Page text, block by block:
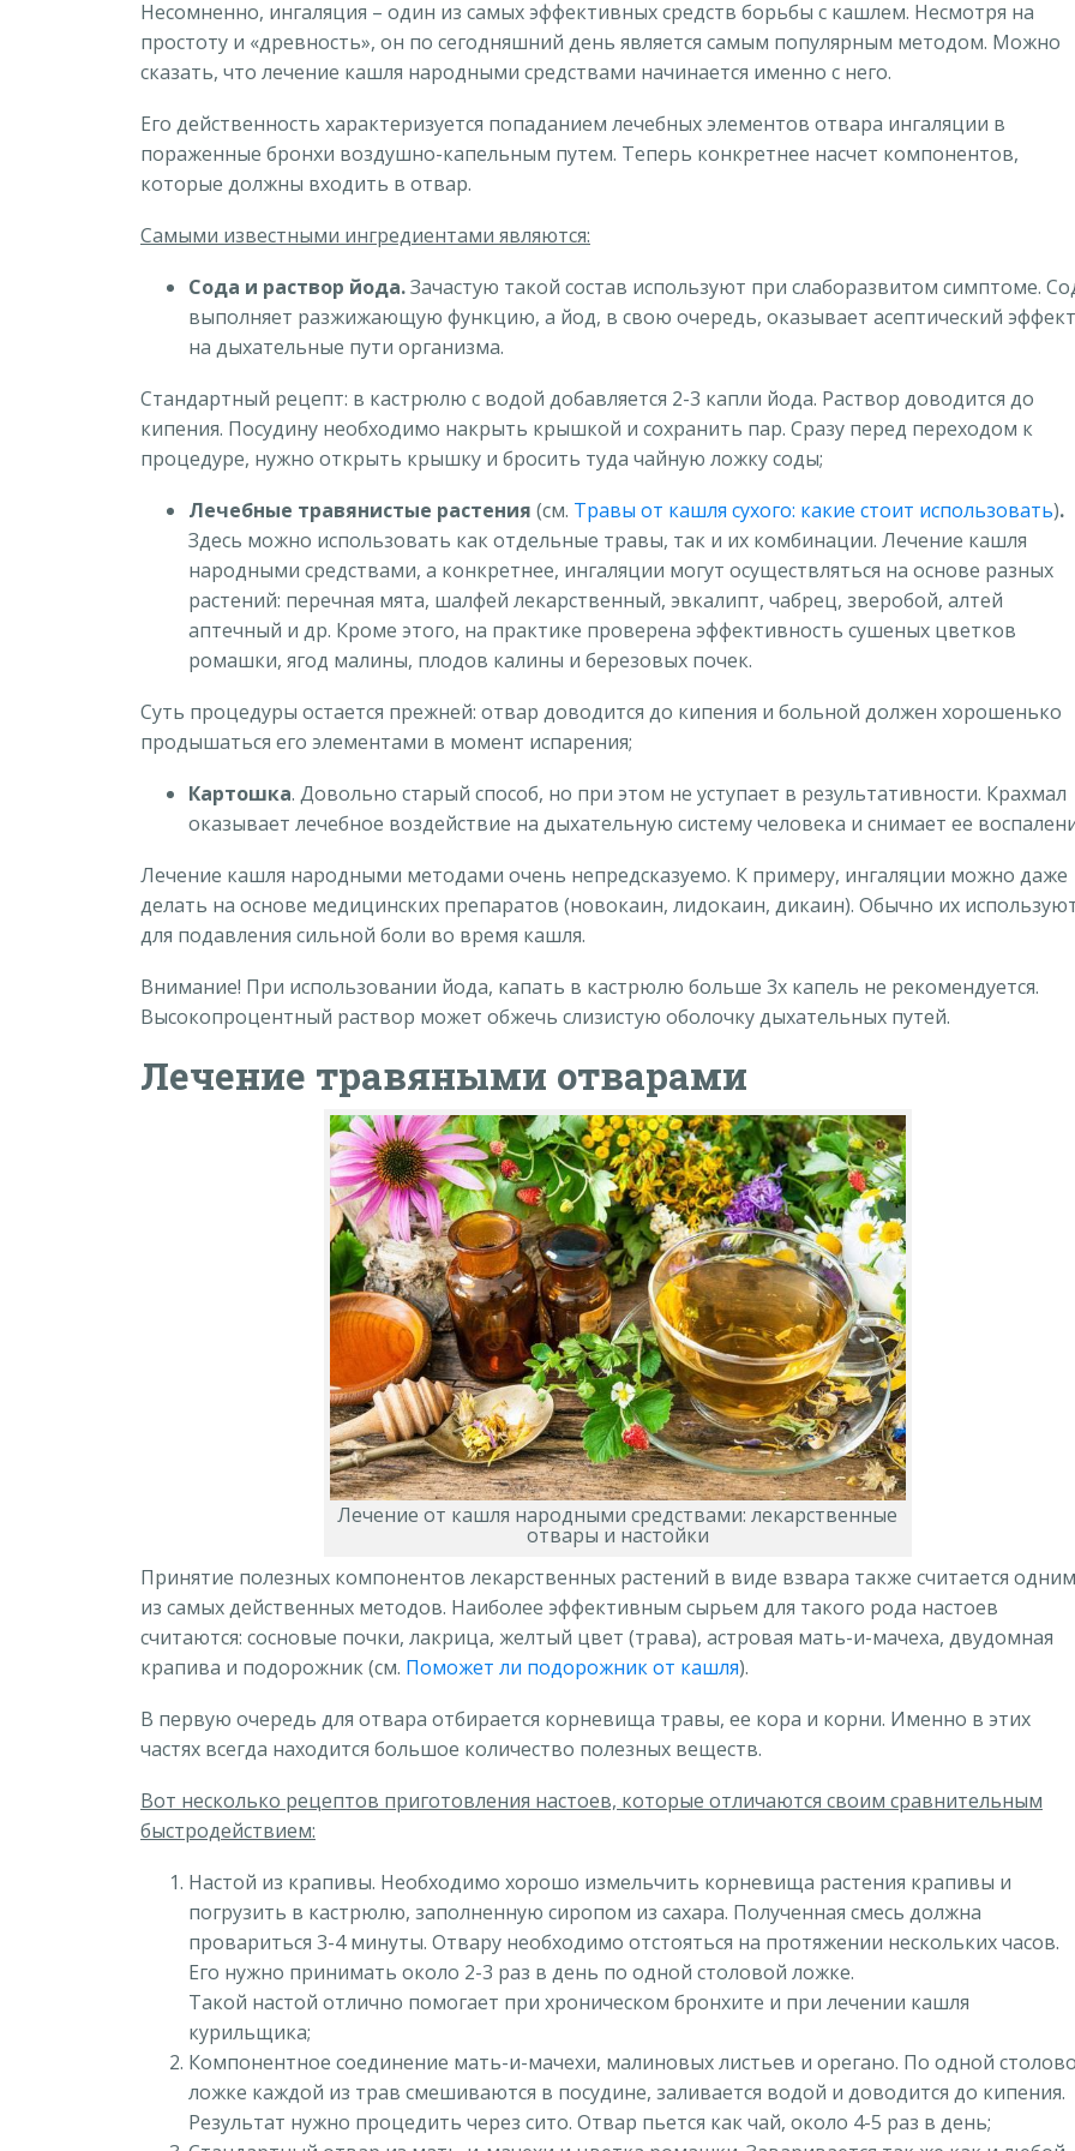
Несомненно, ингаляция – один из самых эффективных средств борьбы с кашлем. Несмотря на
простоту и «древность», он по сегодняшний день является самым популярным методом. Можно
сказать, что лечение кашля народными средствами начинается именно с него.
Его действенность характеризуется попаданием лечебных элементов отвара ингаляции в
пораженные бронхи воздушно-капельным путем. Теперь конкретнее насчет компонентов,
которые должны входить в отвар.
Самыми известными ингредиентами являются:
Сода и раствор йода.Зачастую такой состав используют при слаборазвитом симптоме.
выполняет разжижающую функцию, а йод, в свою очередь, оказывает асептический эффект
на дыхательные пути организма.
Стандартный рецепт: в кастрюлю с водой добавляется 2-3 капли йода. Раствор доводится до
кипения. Посудину необходимо накрыть крышкой и сохранить пар. Сразу перед переходом к
процедуре, нужно открыть крышку и бросить туда чайную ложку соды;
Лечебные травянистые растения (см. Травы от кашля сухого: какие стоит использовать).
Здесь можно использовать как отдельные травы, так и их комбинации. Лечение кашля
народными средствами, а конкретнее, ингаляции могут осуществляться на основе разных
растений: перечная мята, шалфей лекарственный, эвкалипт, чабрец, зверобой, алтей
аптечный и др. Кроме этого, на практике проверена эффективность сушеных цветков
ромашки, ягод малины, плодов калины и березовых почек.
Суть процедуры остается прежней: отвар доводится до кипения и больной должен хорошенько
продышаться его элементами в момент испарения;
Картошка. Довольно старый способ, но при этом не уступает в результативности. Крахмал
оказывает лечебное воздействие на дыхательную систему человека и снимает ее
Лечение кашля народными методами очень непредсказуемо. К примеру, ингаляции можно даже
делать на основе медицинских препаратов (новокаин, лидокаин, дикаин). Обычно их
для подавления сильной боли во время кашля.
Внимание! При использовании йода, капать в кастрюлю больше 3х капель не рекомендуется.
Высокопроцентный раствор может обжечь слизистую оболочку дыхательных путей.
Лечение травяными отварами
Лечение от кашля народными средствами: лекарственные
отвары и настойки
Принятие полезных компонентов лекарственных растений в виде взвара также считается одним
из самых действенных методов. Наиболее эффективным сырьем для такого рода настоев
считаются: сосновые почки, лакрица, желтый цвет (трава), астровая мать-и-мачеха, двудомная
крапива и подорожник (см. Поможет ли подорожник от кашля).
В первую очередь для отвара отбирается корневища травы, ее кора и корни. Именно в этих
частях всегда находится большое количество полезных веществ.
Вот несколько рецептов приготовления настоев, которые отличаются своим сравнительным
быстродействием:
Настой из крапивы. Необходимо хорошо измельчить корневища растения крапивы и
погрузить в кастрюлю, заполненную сиропом из сахара. Полученная смесь должна
провариться 3-4 минуты. Отвару необходимо отстояться на протяжении нескольких часов.
Его нужно принимать около 2-3 раз в день по одной столовой ложке.
Такой настой отлично помогает при хроническом бронхите и при лечении кашля
курильщика;
Компонентное соединение мать-и-мачехи, малиновых листьев и орегано. По одной
ложке каждой из трав смешиваются в посудине, заливается водой и доводится до кипения.
Результат нужно процедить через сито. Отвар пьется как чай, около 4-5 раз в день;